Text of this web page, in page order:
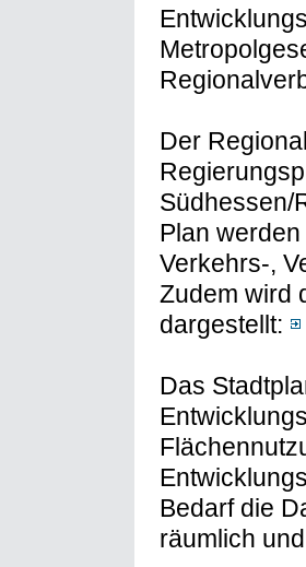
Der
Südhessen/
Plan
Verkehrs-,
Zudem wird
dargestellt:
Das
Bedarf die
räumlich